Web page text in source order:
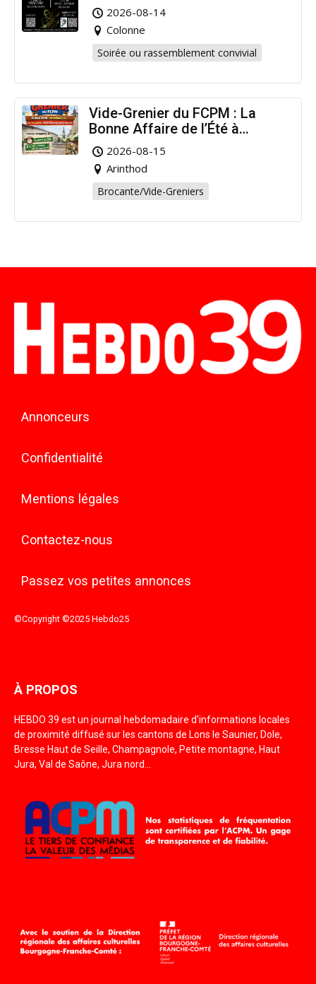
2026-08-14
Colonne
Soirée ou rassemblement convivial
Vide-Grenier du FCPM : La
Bonne Affaire de l’Été à
Arinthod !
2026-08-15
Arinthod
Brocante/Vide-Greniers